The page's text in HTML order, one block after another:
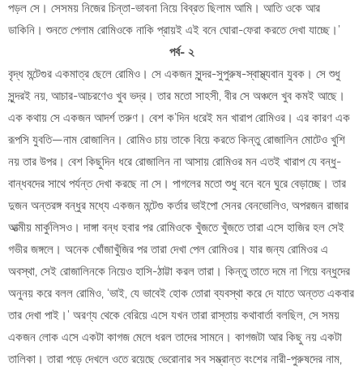
পড়ল সে। সেসময় নিজের চিন্তা-ভাবনা নিয়ে বিব্রত ছিলাম আমি। আতি ওকে আর
ডাকিনি। শুনতে পেলাম রোমিওকে নাকি প্রায়ই এই বনে ঘোরা-ফেরা করতে দেখা যাচ্ছে।’
পর্ব- ২
বৃদ্ধ মন্টেগুর একমাত্র ছেলে রোমিও। সে একজন সুন্দর-সুপুরুষ-স্বাস্থ্যবান যুবক। সে শুধু
সুন্দরই নয়, আচার-আচরণেও খুব ভদ্র। তার মতো সাহসী, বীর সে অঞ্চলে খুব কমই আছে।
এক কথায় সে একজন আদর্শ তরুণ। বেশ ক’দিন ধরেই মন খারাপ রোমিওর। এর কারণ এক
রূপসি যুবতি—নাম রোজালিন। রোমিও চায় তাকে বিয়ে করতে কিন্তু রোজালিন মোটেও খুশি
নয় তার উপর। বেশ কিছুদিন ধরে রোজালিন না আসায় রোমিওর মন এতই খারাপ যে বন্ধু-
বান্ধবদের সাথে পর্যন্ত দেখা করছে না সে। পাগলের মতো শুধু বনে বনে ঘুরে বেড়াচ্ছে। তার
দুজন অন্তরঙ্গ বন্ধুর মধ্যে একজন মন্টেগু কর্তার ভাইপো সেনর বেনভোলিও, অপরজন রাজার
আত্মীয় মার্কুলিসও। দাঙ্গা বন্ধ হবার পর রোমিওকে খুঁজতে খুঁজতে তারা এসে হাজির হল সেই
গভীর জঙ্গলে। অনেক খোঁজাখুঁজির পর তারা দেখা পেল রোমিওর। যার জন্য রোমিওর এ
অবস্থা, সেই রোজালিনকে নিয়েও হাসি-ঠাট্টা করল তারা। কিন্তু তাতে দমে না গিয়ে বন্ধুদের
অনুনয় করে বলল রোমিও, ‘ভাই, যে ভাবেই হোক তোরা ব্যবস্থা করে দে যাতে অন্তত একবার
তার দেখা পাই।’ অরণ্য থেকে বেরিয়ে এসে যখন তারা রাস্তায় কথাবার্তা বলছিল, সে সময়
একজন লোক এসে একটা কাগজ মেলে ধরল তাদের সামনে। কাগজটা আর কিছু নয় একটা
তালিকা। তারা পড়ে দেখলে ওতে রয়েছে ভেরোনার সব সম্ভ্রান্ত বংশের নারী-পুরুষদের নাম,